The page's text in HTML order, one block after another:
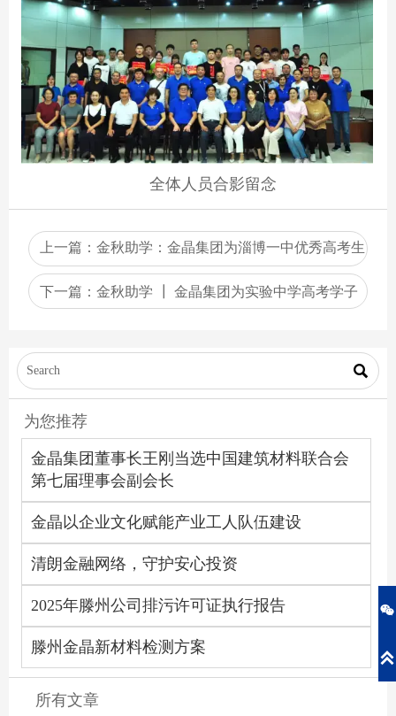
全体人员合影留念
上一篇：金秋助学：金晶集团为淄博一中优秀高考生
颁发金晶奖学金
下一篇：金秋助学 ┃ 金晶集团为实验中学高考学子

为您推荐
金晶集团董事长王刚当选中国建筑材料联合会
第七届理事会副会长
金晶以企业文化赋能产业工人队伍建设
清朗金融网络，守护安心投资
2025年滕州公司排污许可证执行报告
滕州金晶新材料检测方案
所有文章

